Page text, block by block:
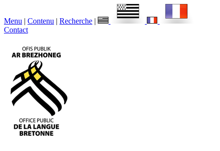
Menu | Contenu | Recherche |
Contact